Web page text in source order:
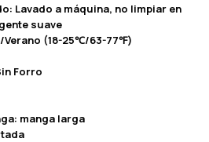
Lavado a máquina, no limpiar en
suave
(18-25℃/63-77℉)
Forro
manga larga